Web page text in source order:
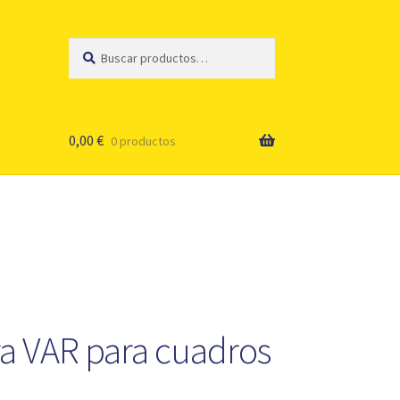
por:
0,00 € 0 productos
VAR para cuadros